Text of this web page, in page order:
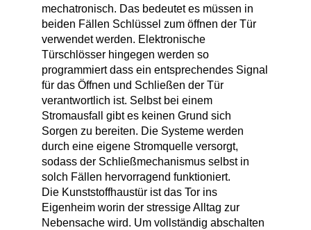
mechatronisch. Das bedeutet es müssen in
beiden Fällen Schlüssel zum öffnen der Tür
verwendet werden. Elektronische
Türschlösser hingegen werden so
programmiert dass ein entsprechendes Signal
für das Öffnen und Schließen der Tür
verantwortlich ist. Selbst bei einem
Stromausfall gibt es keinen Grund sich
Sorgen zu bereiten. Die Systeme werden
durch eine eigene Stromquelle versorgt,
sodass der Schließmechanismus selbst in
solch Fällen hervorragend funktioniert.
Die Kunststoffhaustür ist das Tor ins
Eigenheim worin der stressige Alltag zur
Nebensache wird. Um vollständig abschalten